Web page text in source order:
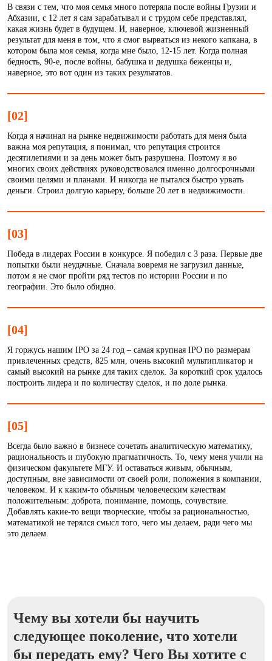
В связи с тем, что моя семья много потеряла после войны Грузии и
Абхазии, с 12 лет я сам зарабатывал и с трудом себе представлял,
какая жизнь будет в будущем. И, наверное, ключевой жизненный
результат для меня в том, что я смог вырваться из некого капкана, в
котором была моя семья, когда мне было, 12-15 лет. Когда полная
бедность, 90-е, после войны, бабушка и дедушка беженцы и,
наверное, это вот один из таких результатов.
[02]
Когда я начинал на рынке недвижимости работать для меня была
важна моя репутация, я понимал, что репутация строится
десятилетиями и за день может быть разрушена. Поэтому я во
многих своих действиях руководствовался именно долгосрочными
своими целями и планами. И никогда не пытался быстро урвать
деньги. Строил долгую карьеру, больше 20 лет в недвижимости.
[03]
Победа в лидерах России в конкурсе. Я победил с 3 раза. Первые две
попытки были неудачные. Сначала вовремя не загрузил данные,
потом я не смог пройти ряд тестов по истории России и по
географии. Это было обидно.
[04]
Я горжусь нашим IPO за 24 год – самая крупная IPO по размерам
привлеченных средств, 825 млн, очень высокий мультипликатор и
самый высокий на рынке для таких сделок. За короткий срок удалось
построить лидера и по количеству сделок, и по доле рынка.
[05]
Всегда было важно в бизнесе сочетать аналитическую математику,
рациональность и глубокую прагматичность. То, чему меня учили на
физическом факультете МГУ. И оставаться живым, обычным,
доступным, вне зависимости от своей роли, положения в компании,
человеком. И к каким-то обычным человеческим качествам
положительным: доброта, понимание, помощь, сочувствие.
Добавлять какие-то вещи творческие, чтобы за рациональностью,
математикой не терялся смысл того, чего мы делаем, ради чего мы
это делаем.
Чему вы хотели бы научить
следующее поколение, что хотели
бы передать ему? Чего Вы хотите с